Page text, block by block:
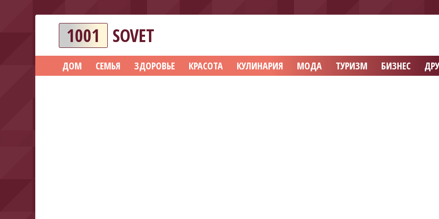
1001 SOVET
ДОМ СЕМЬЯ ЗДОРОВЬЕ КРАСОТА КУЛИНАРИЯ МОДА ТУРИЗМ БИЗНЕС